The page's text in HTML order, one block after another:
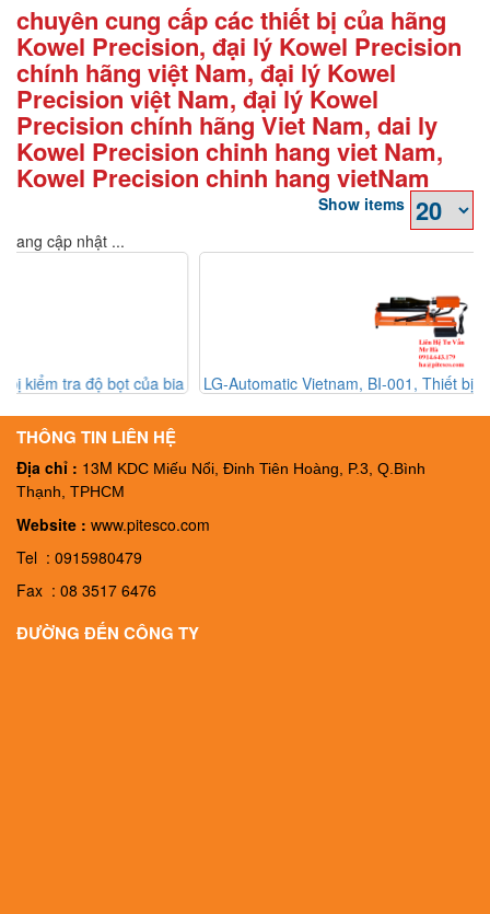
chuyên cung cấp các thiết bị của hãng
Kowel Precision, đại lý Kowel Precision
chính hãng việt Nam, đại lý Kowel
Precision việt Nam, đại lý Kowel
Precision chính hãng Viet Nam, dai ly
Kowel Precision chinh hang viet Nam,
Kowel Precision chinh hang vietNam
Show items
Đang cập nhật ...
LG-Automatic Vietnam, BI-001, Thiết bị kiểm tra chất lượng của
THÔNG TIN LIÊN HỆ
Địa chỉ : 13M KDC Miếu Nổi, Đinh Tiên Hoàng, P.3, Q.Bình
Thạnh, TPHCM
Website : www.pitesco.com
Tel : 0915980479
Fax : 08 3517 6476
ĐƯỜNG ĐẾN CÔNG TY